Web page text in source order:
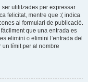
utilitzades per expressar
felicitat, mentre que :( indica
al formulari de publicació.
que una entrada es
elimini o elimini l’entrada del
un límit per al nombre